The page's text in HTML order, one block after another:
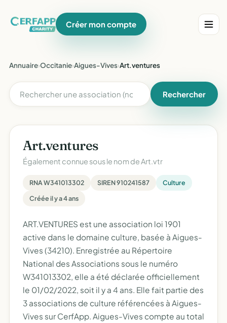
Créer mon compte
Annuaire›Occitanie›Aigues-Vives›Art.ventures
Rechercher
Art.ventures
Également connue sous le nom deArt.vtr
RNA W341013302 SIREN 910241587
Culture
Créée il y a 4 ans
ART.VENTURES est une association loi 1901
active dans le domaine culture, basée à Aigues-
Vives (34210). Enregistrée au Répertoire
National des Associations sous le numéro
W341013302, elle a été déclarée officiellement
le 01/02/2022, soit il y a 4 ans. Elle fait partie des
3 associations de culture référencées à Aigues-
Vives sur CerfApp. Aigues-Vives compte au total